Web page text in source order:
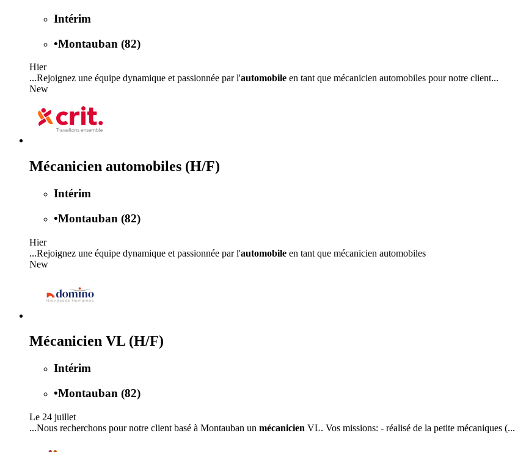
Intérim
•Montauban (82)
Hier
...Rejoignez une équipe dynamique et passionnée par l'automobile en tant que mécanicien automobiles pour notre client...
New
Mécanicien automobiles (H/F)
Intérim
•Montauban (82)
Hier
...Rejoignez une équipe dynamique et passionnée par l'automobile en tant que mécanicien automobiles
New
Mécanicien VL (H/F)
Intérim
•Montauban (82)
Le 24 juillet
...Nous recherchons pour notre client basé à Montauban un mécanicien VL. Vos missions: - réalisé de la petite mécaniques (...